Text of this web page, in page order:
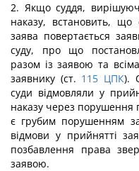
2. Якщо суддя,
наказу, встановить, що
заява повертається
суду, про що
разом із заявою та
заявнику (ст. 115 ЦПК).
суди відмовляли у
наказу через порушення
є грубим порушенням
відмови у прийнятті
позбавлення права
заявою.